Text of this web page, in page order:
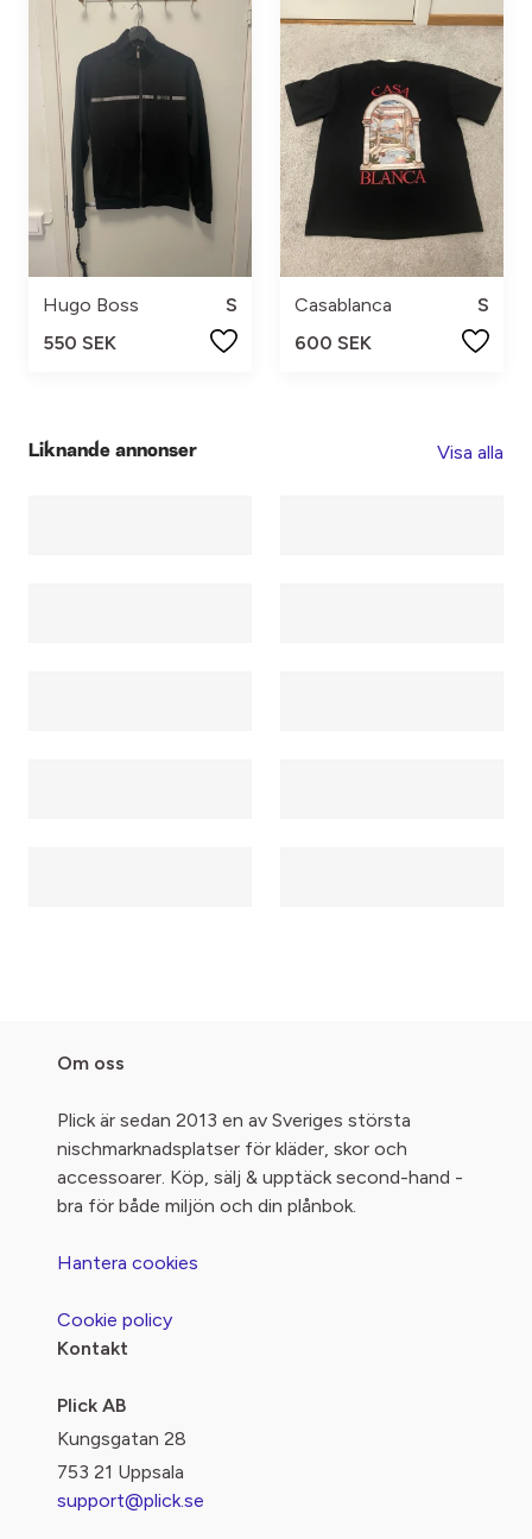
Hugo Boss
S
550 SEK
Casablanca
S
600 SEK
Liknande annonser Visa alla
Om oss
Plick är sedan 2013 en av Sveriges största
nischmarknadsplatser för kläder, skor och
accessoarer. Köp, sälj & upptäck second-hand -
bra för både miljön och din plånbok.
Hantera cookies
Cookie policy
Kontakt
Plick AB
Kungsgatan 28
753 21 Uppsala
support@plick.se